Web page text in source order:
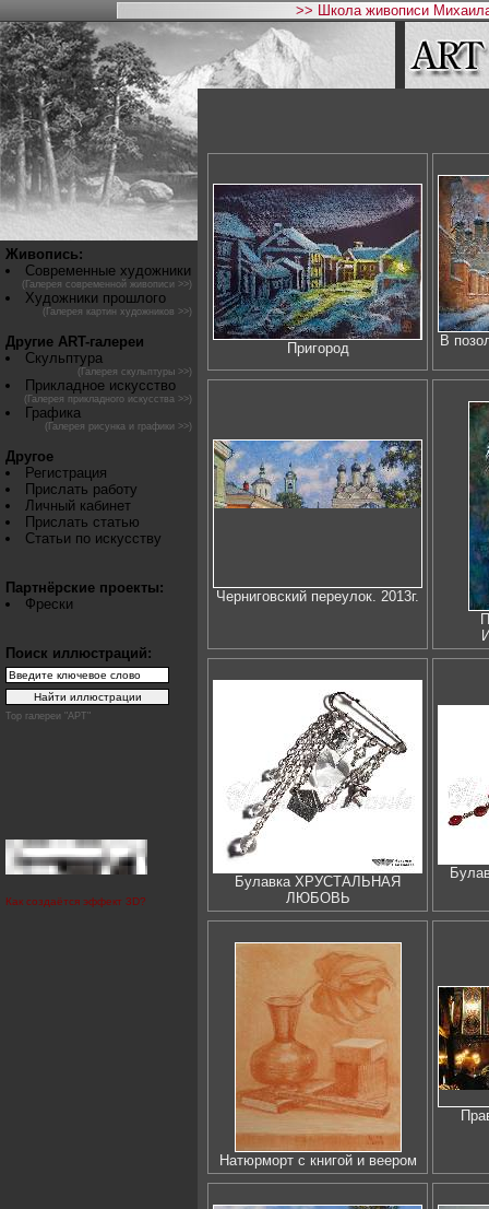
>> Школа живописи
Живопись:
Современные художники
(Галерея современной живописи >>)
Художники прошлого
(Галерея картин художников >>)
Другие ART-галереи
Скульптура
(Галерея скульптуры >>)
Прикладное искусство
(Галерея прикладного искусства >>)
Графика
(Галерея рисунка и графики >>)
Другое
Регистрация
Прислать работу
Личный кабинет
Прислать статью
Статьи по искусству
Партнёрские проекты:
Фрески
Поиск иллюстраций:
Top галереи "АРТ"
Как создаётся эффект 3D?
Пригород В
Черниговский переулок. 2013г.
Булавка ХРУСТАЛЬНАЯ
ЛЮБОВЬ
Натюрморт с книгой и веером